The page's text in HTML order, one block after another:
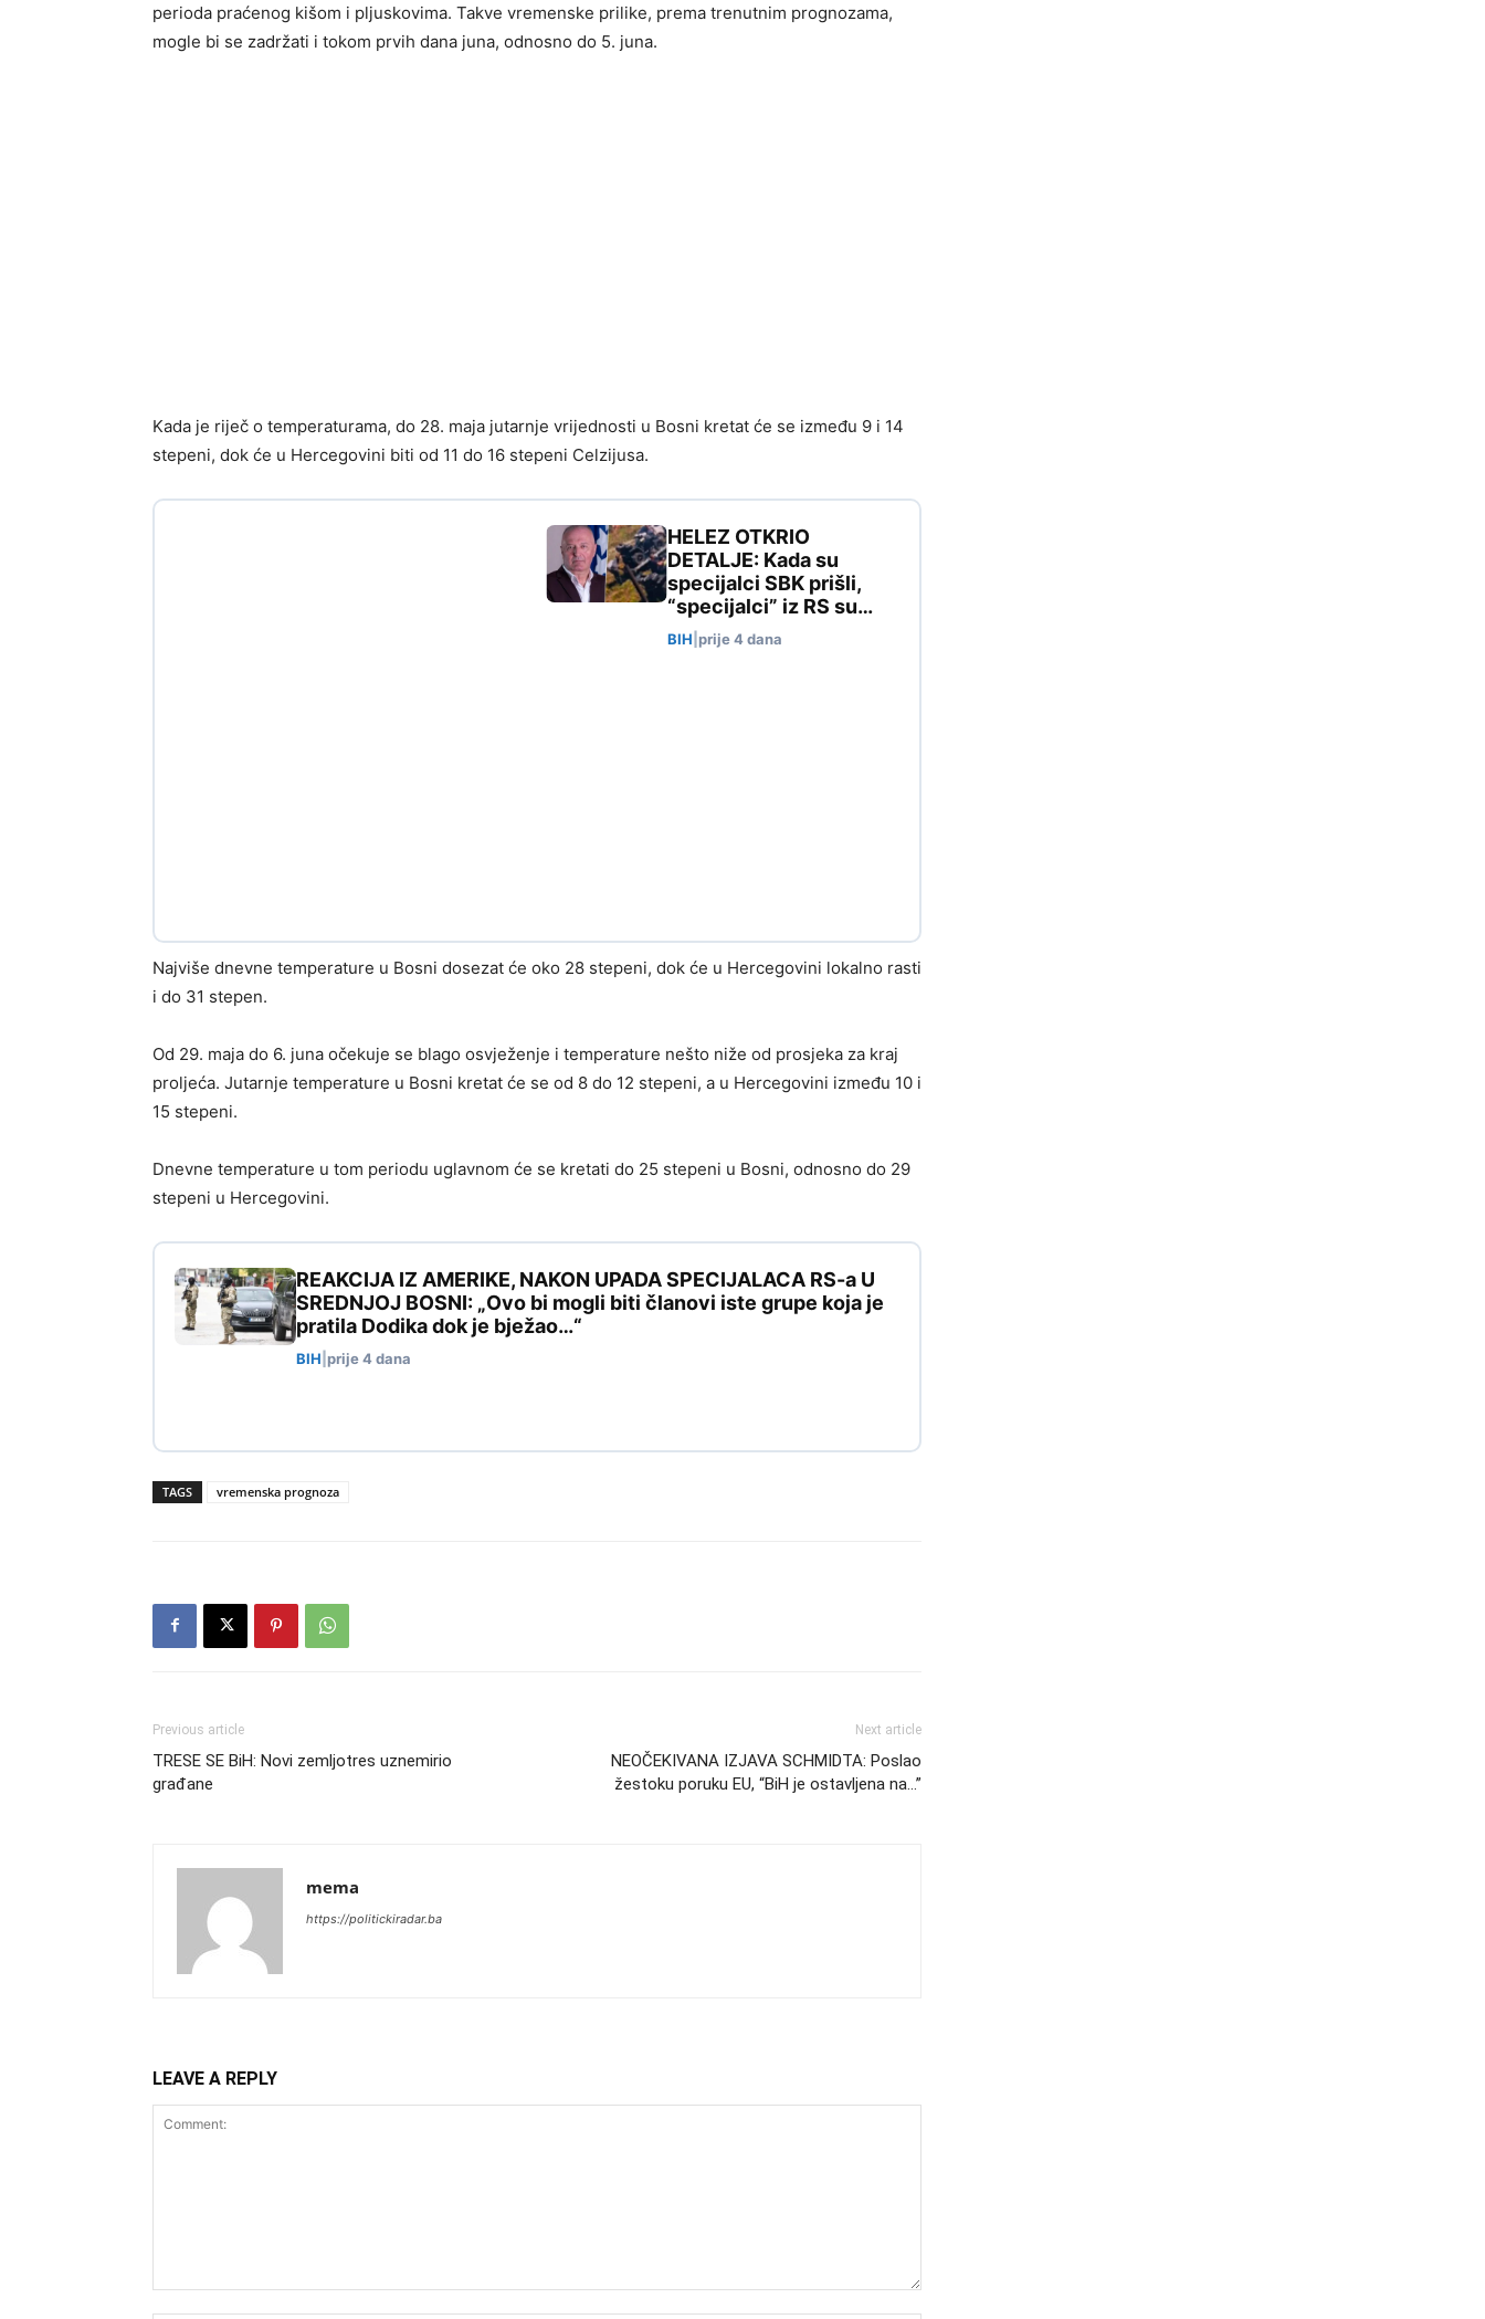
perioda praćenog kišom i pljuskovima. Takve vremenske prilike, prema trenutnim prognozama,
mogle bi se zadržati i tokom prvih dana juna, odnosno do 5. juna.
Kada je riječ o temperaturama, do 28. maja jutarnje vrijednosti u Bosni kretat će se između 9 i 14
stepeni, dok će u Hercegovini biti od 11 do 16 stepeni Celzijusa.
HELEZ OTKRIO
DETALJE: Kada su
specijalci SBK prišli,
“specijalci” iz RS su…
BIH prije 4 dana
Najviše dnevne temperature u Bosni dosezat će oko 28 stepeni, dok će u Hercegovini lokalno rasti
i do 31 stepen.
Od 29. maja do 6. juna očekuje se blago osvježenje i temperature nešto niže od prosjeka za kraj
proljeća. Jutarnje temperature u Bosni kretat će se od 8 do 12 stepeni, a u Hercegovini između 10 i
15 stepeni.
Dnevne temperature u tom periodu uglavnom će se kretati do 25 stepeni u Bosni, odnosno do 29
stepeni u Hercegovini.
REAKCIJA IZ AMERIKE, NAKON UPADA SPECIJALACA RS-a U
SREDNJOJ BOSNI: „Ovo bi mogli biti članovi iste grupe koja je
pratila Dodika dok je bježao…“
BIH prije 4 dana
TAGS vremenska prognoza
Previous article
TRESE SE BiH: Novi zemljotres uznemirio
građane
Next article
NEOČEKIVANA IZJAVA SCHMIDTA: Poslao
žestoku poruku EU, “BiH je ostavljena na…”
mema
https://politickiradar.ba
LEAVE A REPLY